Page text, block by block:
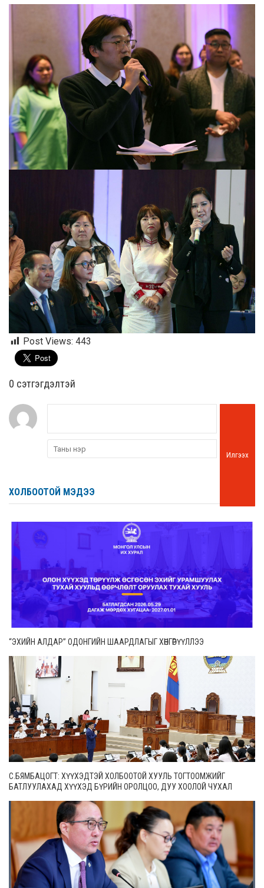
Post Views: 443
0 cэтгэгдэлтэй
Илгээх
ХОЛБООТОЙ МЭДЭЭ
“ЭХИЙН АЛДАР” ОДОНГИЙН ШААРДЛАГЫГ ХӨНГӨРҮҮЛЛЭЭ
С.БЯМБАЦОГТ: ХҮҮХЭДТЭЙ ХОЛБООТОЙ ХУУЛЬ ТОГТООМЖИЙГ
БАТЛУУЛАХАД ХҮҮХЭД БҮРИЙН ОРОЛЦОО, ДУУ ХООЛОЙ ЧУХАЛ